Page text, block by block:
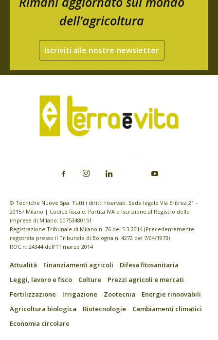
dell’agricoltura
Iscriviti alle nostre newsletter
© Tecniche Nuove Spa. Tutti i diritti riservati. Sede legale Via Eritrea 21 -
20157 Milano | Codice fiscale, Partita IVA e Iscrizione al Registro delle
imprese di Milano: 00753480151
Registrazione Tribunale di Milano n. 76 del 5.3.2014 (Precedentemente
registrata presso il Tribunale di Bologna n. 4272 del 7/04/1973)
ROC n. 24344 dell’11 marzo 2014
Attualità Finanziamenti agricoli
Difesa fitosanitaria
Leggi, lavoro e fisco
Colture
Prezzi agricoli e mercati
Fertilizzazione
Irrigazione Zootecnia
Energie rinnovabili
Agricoltura biologica
Biotecnologie
Cambiamenti climatici
Economia circolare